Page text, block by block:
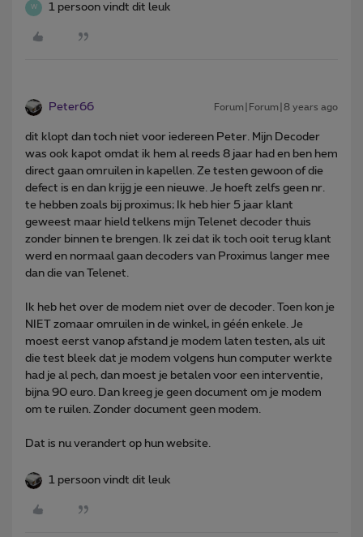
W 1 persoon vindt dit leuk
Peter66 Forum|Forum|8 years ago
dit klopt dan toch niet voor iedereen Peter. Mijn Decoder
was ook kapot omdat ik hem al reeds 8 jaar had en ben hem
direct gaan omruilen in kapellen. Ze testen gewoon of die
defect is en dan krijg je een nieuwe. Je hoeft zelfs geen nr.
te hebben zoals bij proximus; Ik heb hier 5 jaar klant
geweest maar hield telkens mijn Telenet decoder thuis
zonder binnen te brengen. Ik zei dat ik toch ooit terug klant
werd en normaal gaan decoders van Proximus langer mee
dan die van Telenet.
Ik heb het over de modem niet over de decoder. Toen kon je
NIET zomaar omruilen in de winkel, in géén enkele. Je
moest eerst vanop afstand je modem laten testen, als uit
die test bleek dat je modem volgens hun computer werkte
had je al pech, dan moest je betalen voor een interventie,
bijna 90 euro. Dan kreeg je geen document om je modem
om te ruilen. Zonder document geen modem.
Dat is nu verandert op hun website.
1 persoon vindt dit leuk